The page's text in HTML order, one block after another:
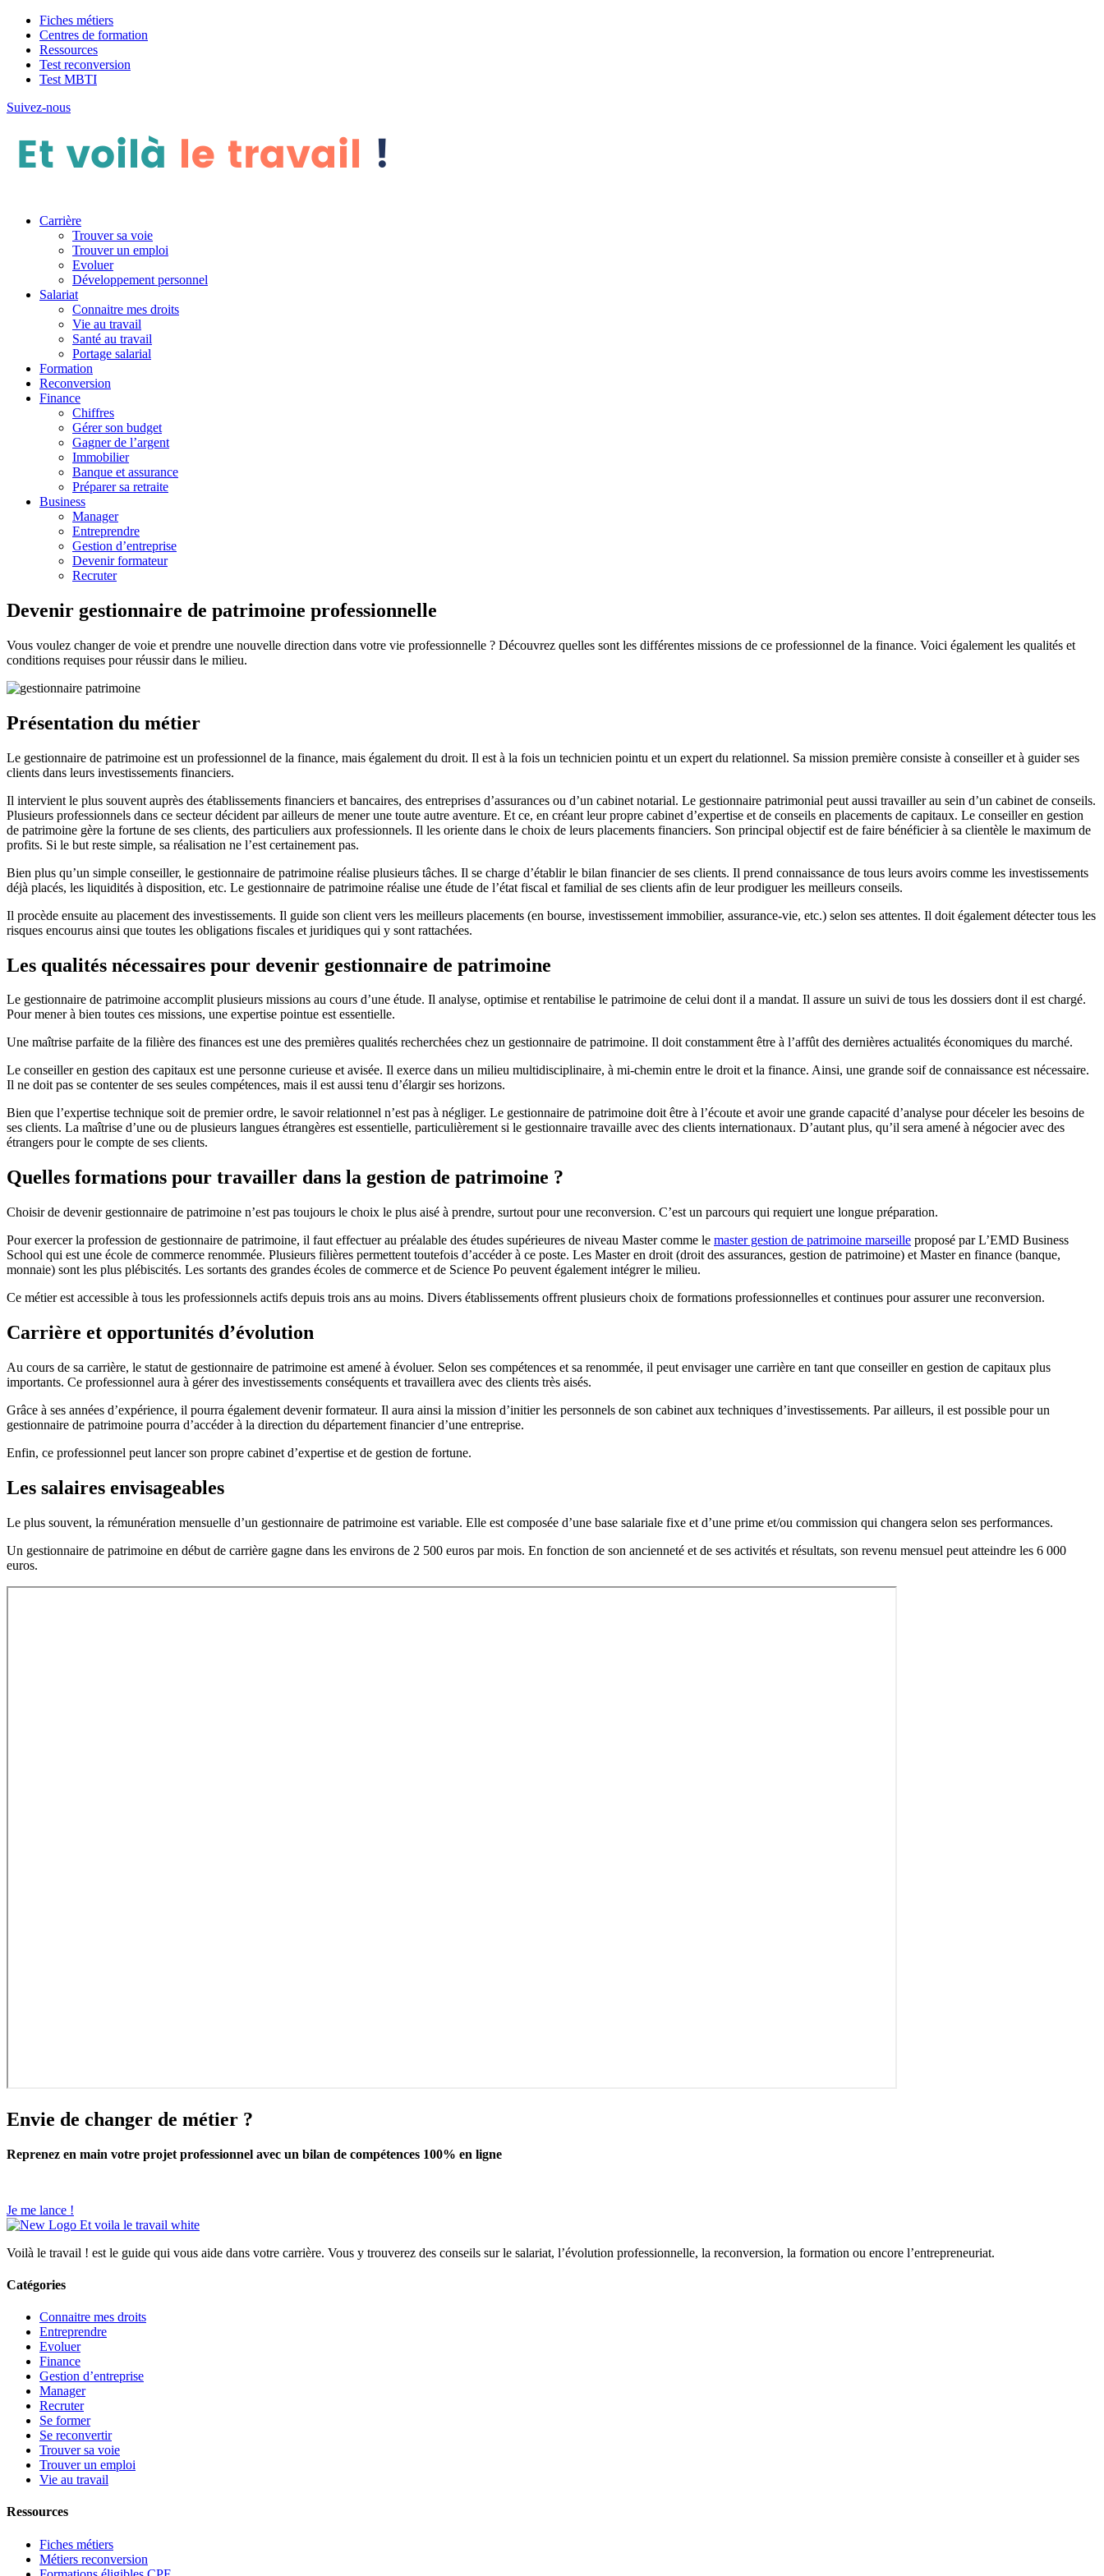
Fiches métiers
Centres de formation
Ressources
Test reconversion
Test MBTI
Suivez-nous
Carrière
Trouver sa voie
Trouver un emploi
Evoluer
Développement personnel
Salariat
Connaitre mes droits
Vie au travail
Santé au travail
Portage salarial
Formation
Reconversion
Finance
Chiffres
Gérer son budget
Gagner de l’argent
Immobilier
Banque et assurance
Préparer sa retraite
Business
Manager
Entreprendre
Gestion d’entreprise
Devenir formateur
Recruter
Devenir gestionnaire de patrimoine professionnelle
Vous voulez changer de voie et prendre une nouvelle direction dans votre vie professionnelle ? Découvrez quelles sont les différentes missions de ce professionnel de la finance. Voici également les qualités et
conditions requises pour réussir dans le milieu.
Présentation du métier
Le gestionnaire de patrimoine est un professionnel de la finance, mais également du droit. Il est à la fois un technicien pointu et un expert du relationnel. Sa mission première consiste à conseiller et à guider ses
clients dans leurs investissements financiers.
Il intervient le plus souvent auprès des établissements financiers et bancaires, des entreprises d’assurances ou d’un cabinet notarial. Le gestionnaire patrimonial peut aussi travailler au sein d’un cabinet de conseils.
Plusieurs professionnels dans ce secteur décident par ailleurs de mener une toute autre aventure. Et ce, en créant leur propre cabinet d’expertise et de conseils en placements de capitaux. Le conseiller en gestion
de patrimoine gère la fortune de ses clients, des particuliers aux professionnels. Il les oriente dans le choix de leurs placements financiers. Son principal objectif est de faire bénéficier à sa clientèle le maximum de
profits. Si le but reste simple, sa réalisation ne l’est certainement pas.
Bien plus qu’un simple conseiller, le gestionnaire de patrimoine réalise plusieurs tâches. Il se charge d’établir le bilan financier de ses clients. Il prend connaissance de tous leurs avoirs comme les investissements
déjà placés, les liquidités à disposition, etc. Le gestionnaire de patrimoine réalise une étude de l’état fiscal et familial de ses clients afin de leur prodiguer les meilleurs conseils.
Il procède ensuite au placement des investissements. Il guide son client vers les meilleurs placements (en bourse, investissement immobilier, assurance-vie, etc.) selon ses attentes. Il doit également détecter tous les
risques encourus ainsi que toutes les obligations fiscales et juridiques qui y sont rattachées.
Les qualités nécessaires pour devenir gestionnaire de patrimoine
Le gestionnaire de patrimoine accomplit plusieurs missions au cours d’une étude. Il analyse, optimise et rentabilise le patrimoine de celui dont il a mandat. Il assure un suivi de tous les dossiers dont il est chargé.
Pour mener à bien toutes ces missions, une expertise pointue est essentielle.
Une maîtrise parfaite de la filière des finances est une des premières qualités recherchées chez un gestionnaire de patrimoine. Il doit constamment être à l’affût des dernières actualités économiques du marché.
Le conseiller en gestion des capitaux est une personne curieuse et avisée. Il exerce dans un milieu multidisciplinaire, à mi-chemin entre le droit et la finance. Ainsi, une grande soif de connaissance est nécessaire.
Il ne doit pas se contenter de ses seules compétences, mais il est aussi tenu d’élargir ses horizons.
Bien que l’expertise technique soit de premier ordre, le savoir relationnel n’est pas à négliger. Le gestionnaire de patrimoine doit être à l’écoute et avoir une grande capacité d’analyse pour déceler les besoins de
ses clients. La maîtrise d’une ou de plusieurs langues étrangères est essentielle, particulièrement si le gestionnaire travaille avec des clients internationaux. D’autant plus, qu’il sera amené à négocier avec des
étrangers pour le compte de ses clients.
Quelles formations pour travailler dans la gestion de patrimoine ?
Choisir de devenir gestionnaire de patrimoine n’est pas toujours le choix le plus aisé à prendre, surtout pour une reconversion. C’est un parcours qui requiert une longue préparation.
Pour exercer la profession de gestionnaire de patrimoine, il faut effectuer au préalable des études supérieures de niveau Master comme le master gestion de patrimoine marseille proposé par L’EMD Business
School qui est une école de commerce renommée. Plusieurs filières permettent toutefois d’accéder à ce poste. Les Master en droit (droit des assurances, gestion de patrimoine) et Master en finance (banque,
monnaie) sont les plus plébiscités. Les sortants des grandes écoles de commerce et de Science Po peuvent également intégrer le milieu.
Ce métier est accessible à tous les professionnels actifs depuis trois ans au moins. Divers établissements offrent plusieurs choix de formations professionnelles et continues pour assurer une reconversion.
Carrière et opportunités d’évolution
Au cours de sa carrière, le statut de gestionnaire de patrimoine est amené à évoluer. Selon ses compétences et sa renommée, il peut envisager une carrière en tant que conseiller en gestion de capitaux plus
importants. Ce professionnel aura à gérer des investissements conséquents et travaillera avec des clients très aisés.
Grâce à ses années d’expérience, il pourra également devenir formateur. Il aura ainsi la mission d’initier les personnels de son cabinet aux techniques d’investissements. Par ailleurs, il est possible pour un
gestionnaire de patrimoine pourra d’accéder à la direction du département financier d’une entreprise.
Enfin, ce professionnel peut lancer son propre cabinet d’expertise et de gestion de fortune.
Les salaires envisageables
Le plus souvent, la rémunération mensuelle d’un gestionnaire de patrimoine est variable. Elle est composée d’une base salariale fixe et d’une prime et/ou commission qui changera selon ses performances.
Un gestionnaire de patrimoine en début de carrière gagne dans les environs de 2 500 euros par mois. En fonction de son ancienneté et de ses activités et résultats, son revenu mensuel peut atteindre les 6 000
euros.
Envie de changer de métier ?
Reprenez en main votre projet professionnel avec un bilan de compétences 100% en ligne
Je me lance !
Voilà le travail ! est le guide qui vous aide dans votre carrière. Vous y trouverez des conseils sur le salariat, l’évolution professionnelle, la reconversion, la formation ou encore l’entrepreneuriat.
Catégories
Connaitre mes droits
Entreprendre
Evoluer
Finance
Gestion d’entreprise
Manager
Recruter
Se former
Se reconvertir
Trouver sa voie
Trouver un emploi
Vie au travail
Ressources
Fiches métiers
Métiers reconversion